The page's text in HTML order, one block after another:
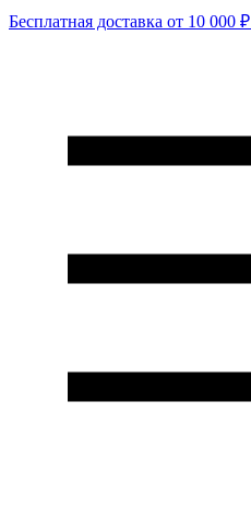
Бесплатная доставка от 10